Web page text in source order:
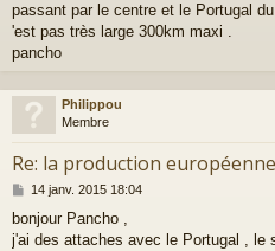
passant par le centre et le Portugal
'est pas très large 300km maxi .
pancho
Philippou
Membre
Re: la production européenne
M
s
s
14 janv. 2015 18:04
bonjour Pancho ,
j'ai des attaches avec le Portugal , le